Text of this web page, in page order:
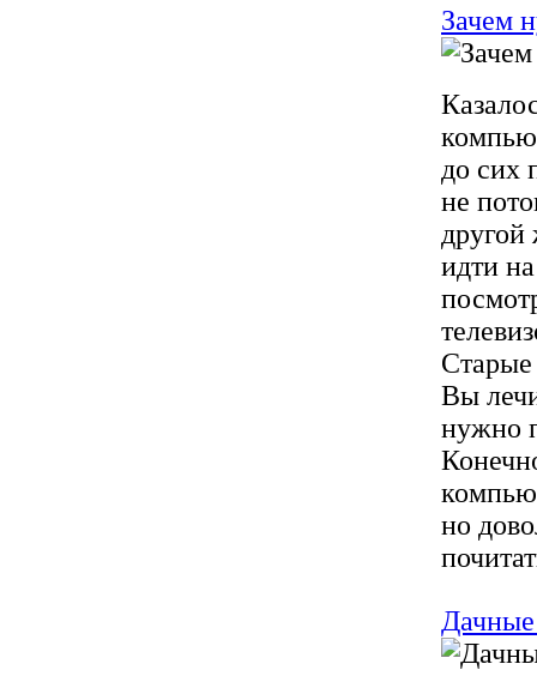
Зачем
до сих
не
идти
Старые
Вы
нужно
но